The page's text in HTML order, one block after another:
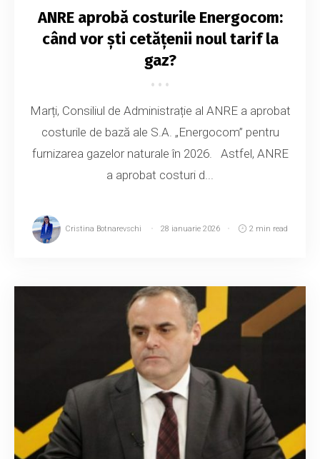
ANRE aprobă costurile Energocom:
când vor ști cetățenii noul tarif la
gaz?
Marți, Consiliul de Administrație al ANRE a aprobat
costurile de bază ale S.A. „Energocom” pentru
furnizarea gazelor naturale în 2026. Astfel, ANRE
a aprobat costuri d...
Cristina Botnarevschi 28 ianuarie 2026 2 min read